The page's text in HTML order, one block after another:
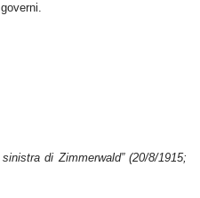
governi.
di Zimmerwald” (20/8/1915;